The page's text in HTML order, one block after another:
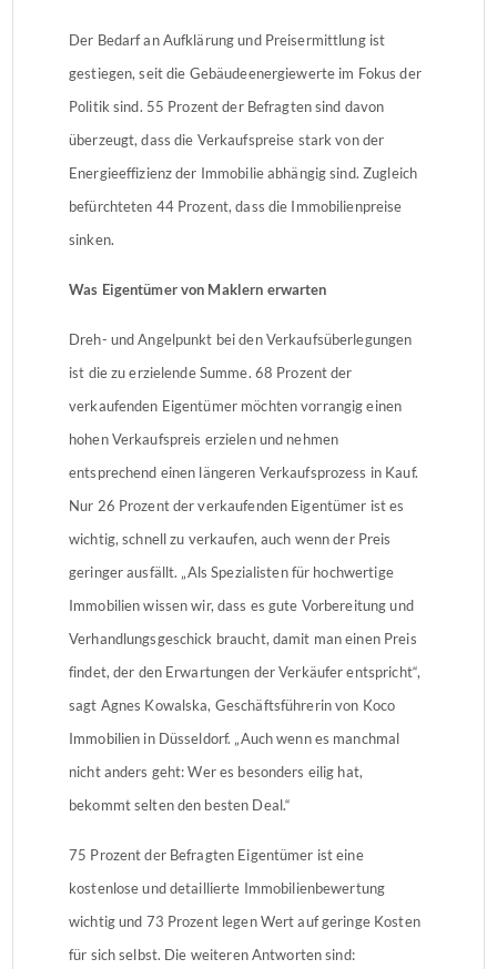
Der Bedarf an Aufklärung und Preisermittlung ist
gestiegen, seit die Gebäudeenergiewerte im Fokus der
Politik sind. 55 Prozent der Befragten sind davon
überzeugt, dass die Verkaufspreise stark von der
Energieeffizienz der Immobilie abhängig sind. Zugleich
befürchteten 44 Prozent, dass die Immobilienpreise
sinken.
Was Eigentümer von Maklern erwarten
Dreh- und Angelpunkt bei den Verkaufsüberlegungen
ist die zu erzielende Summe. 68 Prozent der
verkaufenden Eigentümer möchten vorrangig einen
hohen Verkaufspreis erzielen und nehmen
entsprechend einen längeren Verkaufsprozess in Kauf.
Nur 26 Prozent der verkaufenden Eigentümer ist es
wichtig, schnell zu verkaufen, auch wenn der Preis
geringer ausfällt. „Als Spezialisten für hochwertige
Immobilien wissen wir, dass es gute Vorbereitung und
Verhandlungsgeschick braucht, damit man einen Preis
findet, der den Erwartungen der Verkäufer entspricht“,
sagt Agnes Kowalska, Geschäftsführerin von Koco
Immobilien in Düsseldorf. „Auch wenn es manchmal
nicht anders geht: Wer es besonders eilig hat,
bekommt selten den besten Deal.“
75 Prozent der Befragten Eigentümer ist eine
kostenlose und detaillierte Immobilienbewertung
wichtig und 73 Prozent legen Wert auf geringe Kosten
für sich selbst. Die weiteren Antworten sind: